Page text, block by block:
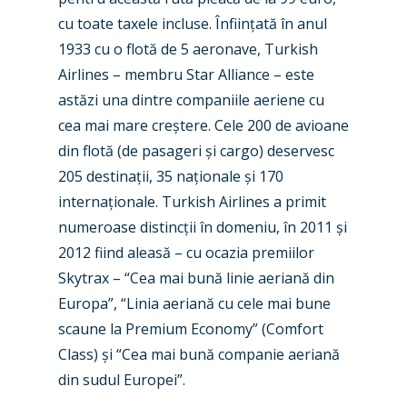
cu toate taxele incluse. Înființată în anul
1933 cu o flotă de 5 aeronave, Turkish
Airlines – membru Star Alliance – este
astăzi una dintre companiile aeriene cu
cea mai mare creștere. Cele 200 de avioane
din flotă (de pasageri și cargo) deservesc
205 destinații, 35 naționale și 170
internaționale. Turkish Airlines a primit
numeroase distincții în domeniu, în 2011 și
2012 fiind aleasă – cu ocazia premiilor
Skytrax – “Cea mai bună linie aeriană din
Europa”, “Linia aeriană cu cele mai bune
scaune la Premium Economy” (Comfort
Class) și “Cea mai bună companie aeriană
din sudul Europei”.
Industry
Accidents / Incidents
Airshows
Dubai 2025
Paris 2025
Farnborough 2024
Paris 2023
Farnborough 2022
Dubai 2019
Paris 2019
Business Jets
Military
Trip Reports
Marketplace
Jobs
Contact